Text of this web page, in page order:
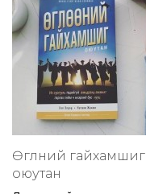
Өглөөний гайхамшиг
оюутан